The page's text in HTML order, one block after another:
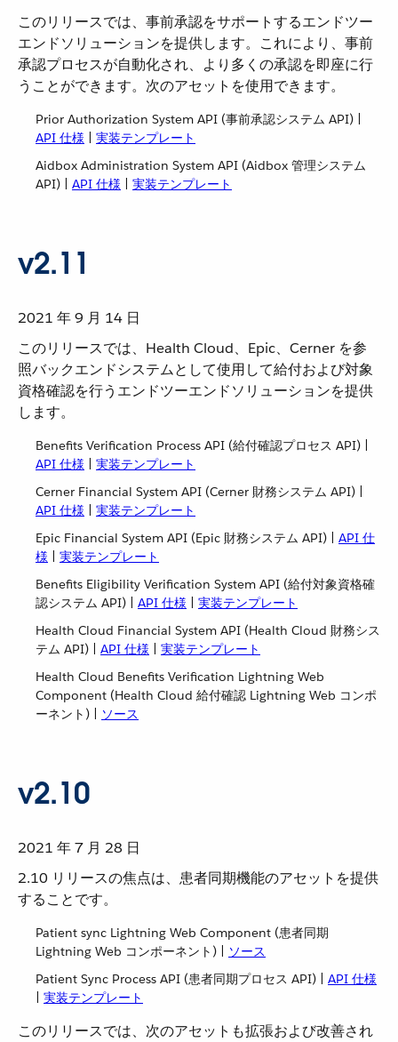
このリリースでは、事前承認をサポートするエンドツー
エンドソリューションを提供します。これにより、事前
承認プロセスが自動化され、より多くの承認を即座に行
うことができます。次のアセットを使用できます。
Prior Authorization System API (事前承認システム API) |
API 仕様
実装テンプレート
Aidbox Administration System API (Aidbox 管理システム
API) | API 仕様 実装テンプレート
v2.11
2021 年 9 月 14 日
このリリースでは、Health Cloud、Epic、Cerner を参
照バックエンドシステムとして使用して給付および対象
資格確認を行うエンドツーエンドソリューションを提供
します。
Benefits Verification Process API (給付確認プロセス API) |
API 仕様
実装テンプレート
Cerner Financial System API (Cerner 財務システム API) |
API 仕様
実装テンプレート
Epic Financial System API (Epic 財務システム API) | API 仕
様
実装テンプレート
Benefits Eligibility Verification System API (給付対象資格確
認システム API) | API 仕様
実装テンプレート
Health Cloud Financial System API (Health Cloud 財務シス
テム API) | API 仕様
実装テンプレート
Health Cloud Benefits Verification Lightning Web
Component (Health Cloud 給付確認 Lightning Web コンポ
ーネント) |
ソース
v2.10
2021 年 7 月 28 日
2.10 リリースの焦点は、患者同期機能のアセットを提供
することです。
Patient sync Lightning Web Component (患者同期
Lightning Web コンポーネント) |
ソース
Patient Sync Process API (患者同期プロセス API) | API 仕様
実装テンプレート
このリリースでは、次のアセットも拡張および改善され